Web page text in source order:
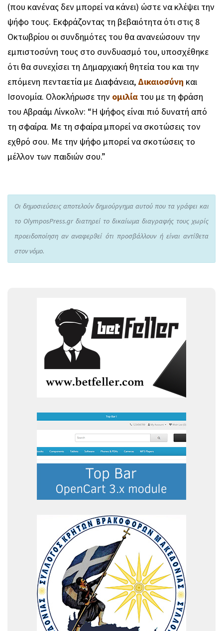
(που κανένας δεν μπορεί να κάνει) ώστε να κλέψει την
ψήφο τους. Εκφράζοντας τη βεβαιότητα ότι στις 8
Οκτωβρίου οι συνδημότες του θα ανανεώσουν την
εμπιστοσύνη τους στο συνδυασμό του, υποσχέθηκε
ότι θα συνεχίσει τη Δημαρχιακή θητεία του και την
επόμενη πενταετία με Διαφάνεια, Δικαιοσύνη και
Ισονομία. Ολοκλήρωσε την ομιλία του με τη φράση
του Αβραάμ Λίνκολν: “Η ψήφος είναι πιό δυνατή από
τη σφαίρα. Με τη σφαίρα μπορεί να σκοτώσεις τον
εχθρό σου. Με την ψήφο μπορεί να σκοτώσεις το
μέλλον των παιδιών σου.”
Οι δημοσιεύσεις αποτελούν δημιούργημα αυτού που τα γράφει και
το OlymposPress.gr διατηρεί το δικαίωμα διαγραφής τους χωρίς
προειδοποίηση αν αναφερθεί ότι προσβάλλουν ή είναι αντίθετα
στον νόμο.